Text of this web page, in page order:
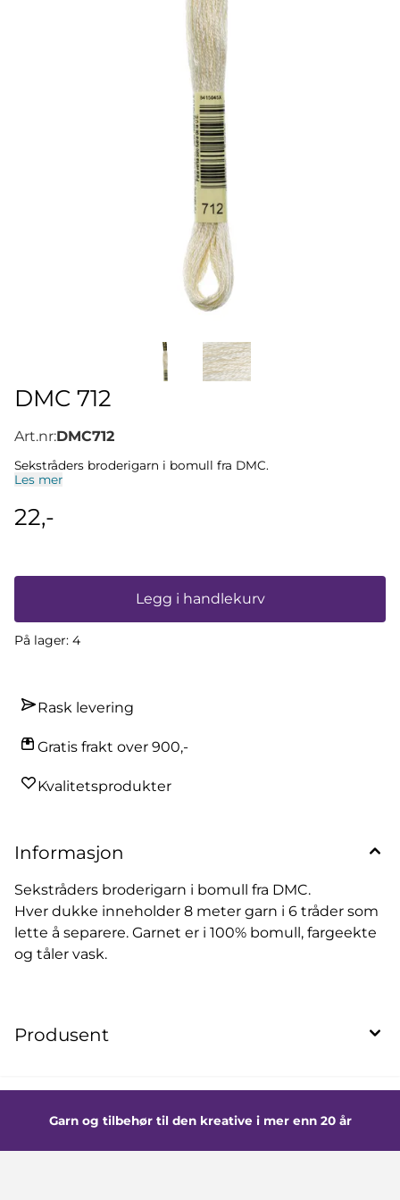
DMC 712
Art.nr:DMC712
Sekstråders broderigarn i bomull fra DMC.
Les mer
22,-
Legg i handlekurv
På lager: 4
Rask levering
Gratis frakt over 900,-
Kvalitetsprodukter
Informasjon
Sekstråders broderigarn i bomull fra DMC.
Hver dukke inneholder 8 meter garn i 6 tråder som
lette å separere. Garnet er i 100% bomull, fargeekte
og tåler vask.
Produsent
Garn og tilbehør til den kreative i mer enn 20 år